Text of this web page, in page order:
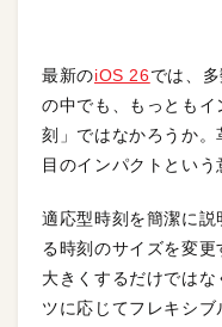
最新のiOS 26では、
の中でも、もっとも
刻」ではなかろうか
目のインパクトという
適応型時刻を簡潔に
る時刻のサイズを変
大きくするだけでは
ツに応じてフレキシ